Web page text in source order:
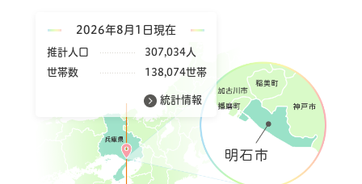
2026年8月1日現在
推計人口
307,034人
世帯数
138,074世帯
統計情報